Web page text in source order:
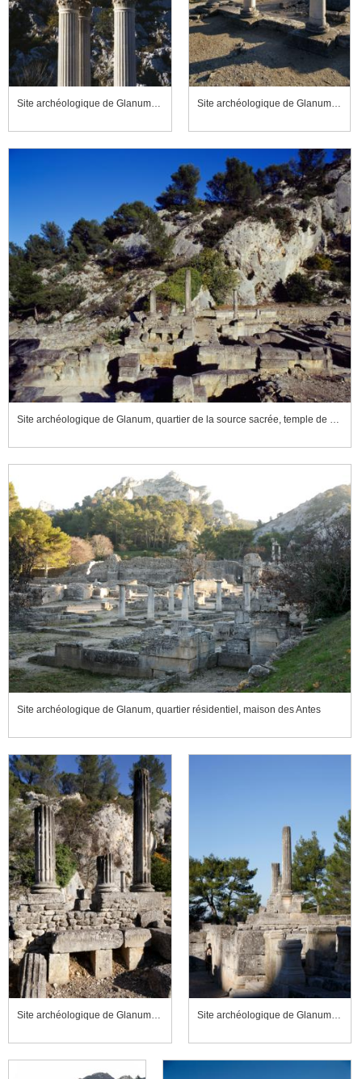
Site archéologique de Glanum, centre monumental, petit temple géminé, partie haute Site archéologique de Glanum, quartier résidentiel, maison des Antes, cour à péristyle et citerne
Site archéologique de Glanum, quartier de la source sacrée, temple de Valetudo et fontaine de la source sacrée
Site archéologique de Glanum, quartier résidentiel, maison des Antes
Site archéologique de Glanum, vallon de la source sacrée, temple de Valetudo Site archéologique de Glanum, vallon de la source sacrée, temple de Valetudo